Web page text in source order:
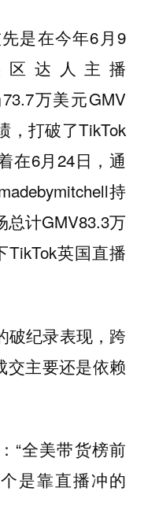
是在今年6月9
达人主播
万美元GMV
，打破了TikTok
在6月24日，通
持
总计GMV83.3万
英国直播
破纪录表现，跨
交主要还是依赖
“全美带货榜前
是靠直播冲的